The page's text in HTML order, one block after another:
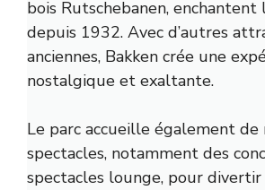
bois Rutschebanen, enchantent
depuis 1932. Avec d’autres
anciennes, Bakken crée une
nostalgique et exaltante.
Le parc accueille également de
spectacles, notamment des
spectacles lounge, pour divertir